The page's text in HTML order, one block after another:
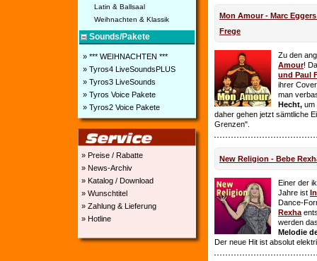
Latin & Ballsaal
Weihnachten & Klassik
Sounds/Pakete
» *** WEIHNACHTEN ***
» Tyros4 LiveSoundsPLUS
» Tyros3 LiveSounds
» Tyros Voice Pakete
» Tyros2 Voice Pakete
» Preise / Rabatte
» News-Archiv
» Katalog / Download
» Wunschtitel
» Zahlung & Lieferung
» Hotline
Mon Amour - Marc
Frege
Zu den
Amour!
und Paul
ihrer
man
Hecht, um
daher gehen jetzt sämtliche
Grenzen".
New Religion - Bebe
Einer der
Jahre ist
Dance-
Rexha
werden
Melodie
Der neue Hit ist absolut